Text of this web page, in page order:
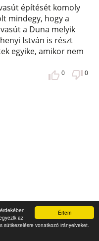
Értem
az
vonatkozó irányelveket.
építését komoly
mindegy, hogy a
a Duna melyik
István is részt
egyike, amikor nem
0 0